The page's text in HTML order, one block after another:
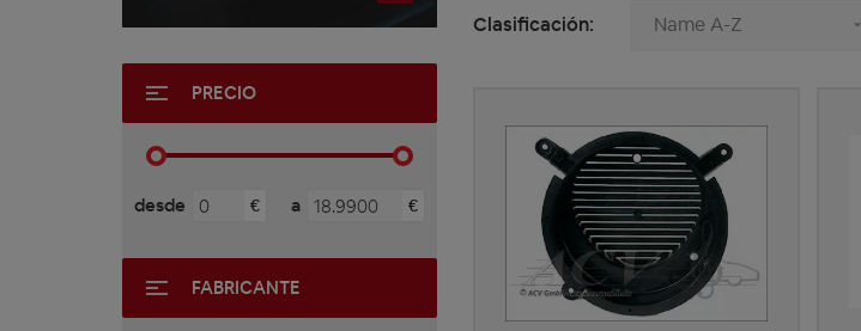
PRECIO
desde € a €
FABRICANTE
Clasificación: